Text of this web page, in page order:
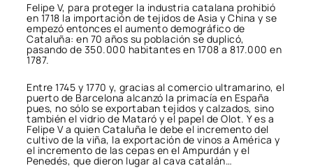
Felipe V, para proteger la industria catalana prohibió
en 1718 la importación de tejidos de Asia y China y se
empezó entonces el aumento demográfico de
Cataluña: en 70 años su población se duplicó,
pasando de 350.000 habitantes en 1708 a 817.000 en
1787.
Entre 1745 y 1770 y, gracias al comercio ultramarino, el
puerto de Barcelona alcanzó la primacía en España
pues, no sólo se exportaban tejidos y calzados, sino
también el vidrio de Mataró y el papel de Olot. Y es a
Felipe V a quien Cataluña le debe el incremento del
cultivo de la viña, la exportación de vinos a América y
el incremento de las cepas en el Ampurdán y el
Penedés, que dieron lugar al cava catalán…